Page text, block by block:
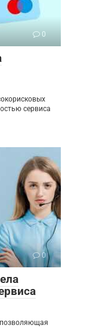
0
сервиса
0
позволяющая